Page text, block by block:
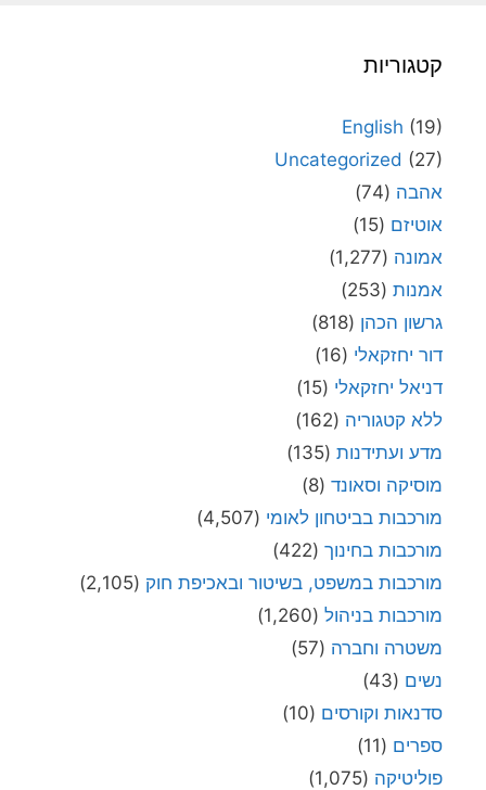
קטגוריות
English (19)
Uncategorized (27)
אהבה (74)
אוטיזם (15)
אמונה (1,277)
אמנות (253)
גרשון הכהן (818)
דור יחזקאלי (16)
דניאל יחזקאלי (15)
ללא קטגוריה (162)
מדע ועתידנות (135)
מוסיקה וסאונד (8)
מורכבות בביטחון לאומי (4,507)
מורכבות בחינוך (422)
מורכבות במשפט, בשיטור ובאכיפת חוק (2,105)
מורכבות בניהול (1,260)
משטרה וחברה (57)
נשים (43)
סדנאות וקורסים (10)
ספרים (11)
פוליטיקה (1,075)